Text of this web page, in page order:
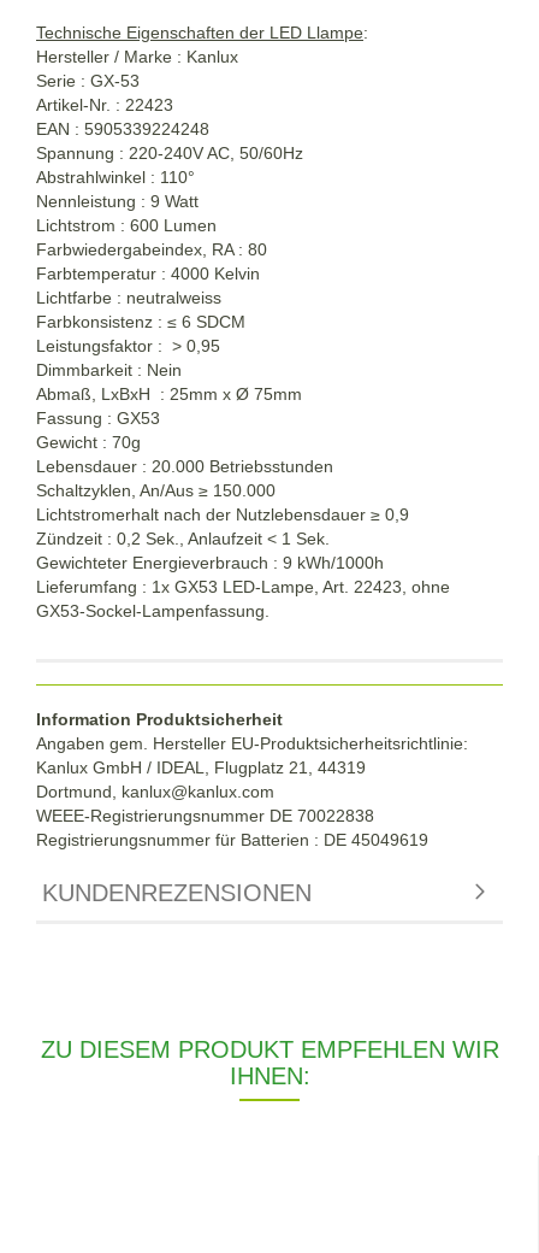
Technische Eigenschaften der LED Llampe:
Hersteller / Marke : Kanlux
Serie : GX-53
Artikel-Nr. : 22423
EAN : 5905339224248
Spannung : 220-240V AC, 50/60Hz
Abstrahlwinkel : 110°
Nennleistung : 9 Watt
Lichtstrom : 600 Lumen
Farbwiedergabeindex, RA : 80
Farbtemperatur : 4000 Kelvin
Lichtfarbe : neutralweiss
Farbkonsistenz : ≤ 6 SDCM
Leistungsfaktor : > 0,95
Dimmbarkeit : Nein
Abmaß, LxBxH : 25mm x Ø 75mm
Fassung : GX53
Gewicht : 70g
Lebensdauer : 20.000 Betriebsstunden
Schaltzyklen, An/Aus ≥ 150.000
Lichtstromerhalt nach der Nutzlebensdauer ≥ 0,9
Zündzeit : 0,2 Sek., Anlaufzeit < 1 Sek.
Gewichteter Energieverbrauch : 9 kWh/1000h
Lieferumfang : 1x GX53 LED-Lampe, Art. 22423, ohne
GX53-Sockel-Lampenfassung.
Information Produktsicherheit
Angaben gem. Hersteller EU-Produktsicherheitsrichtlinie:
Kanlux GmbH / IDEAL, Flugplatz 21, 44319
Dortmund, kanlux@kanlux.com
WEEE-Registrierungsnummer DE 70022838
Registrierungsnummer für Batterien : DE 45049619
KUNDENREZENSIONEN
ZU DIESEM PRODUKT EMPFEHLEN WIR
IHNEN: